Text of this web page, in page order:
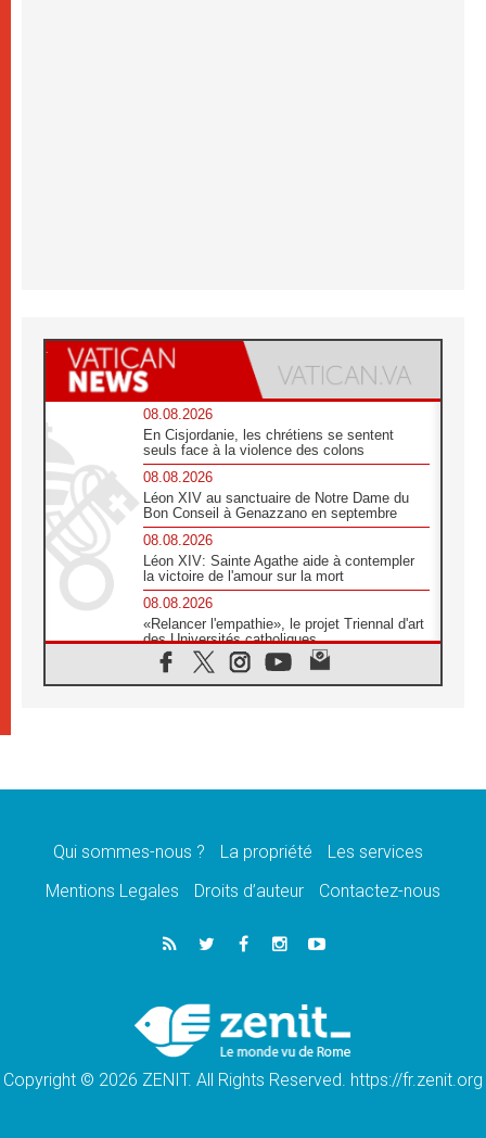
08.08.2026
En Cisjordanie, les chrétiens se sentent
seuls face à la violence des colons
08.08.2026
Léon XIV au sanctuaire de Notre Dame du
Bon Conseil à Genazzano en septembre
08.08.2026
Léon XIV: Sainte Agathe aide à contempler
la victoire de l'amour sur la mort
08.08.2026
«Relancer l'empathie», le projet Triennal d'art
des Universités catholiques
08.08.2026
Signis 2026, donner la parole aux religieuses
07.08.2026
07.08.2026
de l'Assomption et mémoire nationale
«La paix commence par l'empathie» estime
le cardinal Parolin
En Colombie, «la paix ne s'achète pas avec
une signature»
Qui sommes-nous ? La propriété
Les services
Mentions Legales
Droits d’auteur Contactez-nous
Copyright © 2026 ZENIT. All Rights Reserved. https://fr.zenit.org